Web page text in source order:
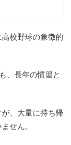
校野球の象徴的
、長年の慣習と
、大量に持ち帰
せん。